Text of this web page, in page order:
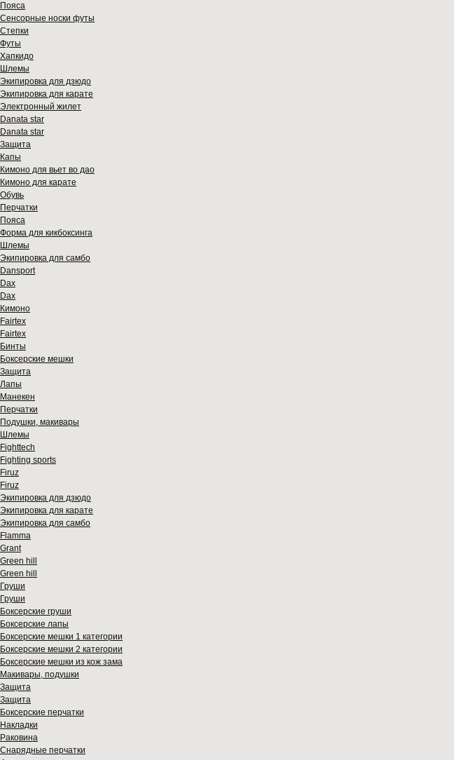
Пояса
Сенсорные носки футы
Степки
Футы
Хапкидо
Шлемы
Экипировка для дзюдо
Экипировка для карате
Электронный жилет
Danata star
Danata star
Защита
Капы
Кимоно для вьет во дао
Кимоно для карате
Обувь
Перчатки
Пояса
Форма для кикбоксинга
Шлемы
Экипировка для самбо
Dansport
Dax
Dax
Кимоно
Fairtex
Fairtex
Бинты
Боксерские мешки
Защита
Лапы
Манекен
Перчатки
Подушки, макивары
Шлемы
Fighttech
Fighting sports
Firuz
Firuz
Экипировка для дзюдо
Экипировка для карате
Экипировка для самбо
Flamma
Grant
Green hill
Green hill
Груши
Груши
Боксерские груши
Боксерские лапы
Боксерские мешки 1 категории
Боксерские мешки 2 категории
Боксерские мешки из кож зама
Макивары, подушки
Защита
Защита
Боксерские перчатки
Накладки
Раковина
Снарядные перчатки